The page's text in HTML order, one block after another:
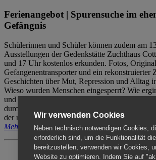
Ferienangebot | Spurensuche im
Gefängnis
Schülerinnen und Schüler können zudem am
Ausstellungen der Gedenkstätte Zuchthaus
und 17 Uhr kostenlos erkunden. Fotos,
Gefangenentransporter und ein rekonstruierter
Geschichten über Mut, Repression und Alltag
Wieso wurden Menschen eingesperrt? Wie
und nach der Haft? Der Besuch erfolgt
durch das Menschenrechtszentrum Cottbus.
der reguläre Eintritt (8€ / ermäßigt 5€).
Mehr erfahren
Wir verwenden Cookies
Neben technisch notwendigen Cookies,
erforderlich sind, um die Funktionalität
bereitzustellen, verwenden wir Cookies,
Website zu optimieren. Indem Sie auf